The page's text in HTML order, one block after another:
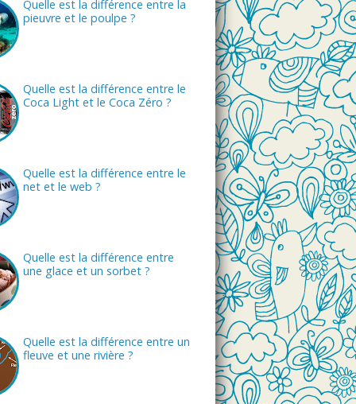
Quelle est la différence entre la
pieuvre et le poulpe ?
Quelle est la différence entre le
Coca Light et le Coca Zéro ?
Quelle est la différence entre le
net et le web ?
Quelle est la différence entre
une glace et un sorbet ?
Quelle est la différence entre un
fleuve et une rivière ?